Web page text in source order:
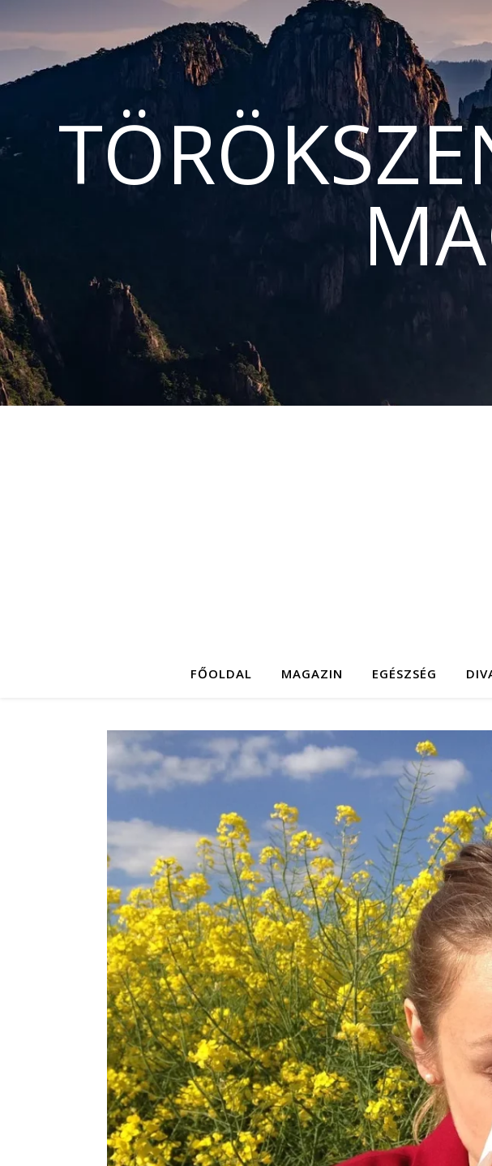
FŐOLDAL MAGAZIN EGÉSZSÉG